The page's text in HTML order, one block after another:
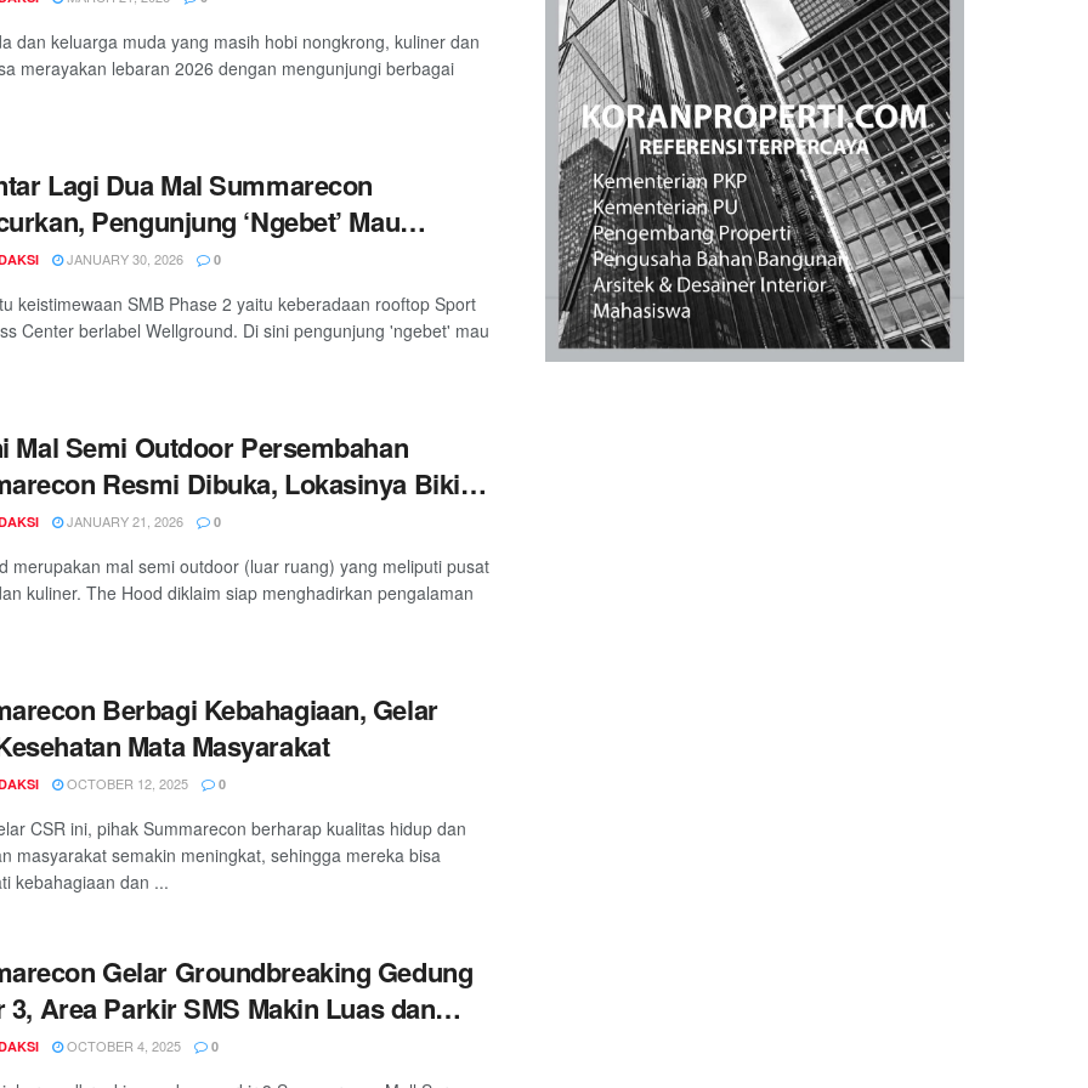
Park
dan keluarga muda yang masih hobi nongkrong, kuliner dan
merayakan lebaran 2026 dengan mengunjungi berbagai
Lagi Dua Mal Summarecon
Pengunjung ‘Ngebet’ Mau
Sensasi Nikmat di Area Ini
JANUARY 30, 2026 0
keistimewaan SMB Phase 2 yaitu keberadaan rooftop Sport
Center berlabel Wellground. Di sini pengunjung 'ngebet' mau
Mal Semi Outdoor Persembahan
Resmi Dibuka, Lokasinya Bikin
Traveler
JANUARY 21, 2026 0
merupakan mal semi outdoor (luar ruang) yang meliputi pusat
kuliner. The Hood diklaim siap menghadirkan pengalaman
Berbagi Kebahagiaan, Gelar
Mata Masyarakat
OCTOBER 12, 2025 0
CSR ini, pihak Summarecon berharap kualitas hidup dan
masyarakat semakin meningkat, sehingga mereka bisa
kebahagiaan dan ...
Gelar Groundbreaking Gedung
3, Area Parkir SMS Makin Luas dan
OCTOBER 4, 2025 0